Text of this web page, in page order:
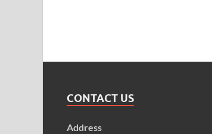
CONTACT US
Address